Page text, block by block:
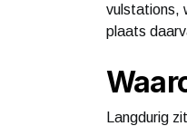
vulstations,
plaats
Langdurig